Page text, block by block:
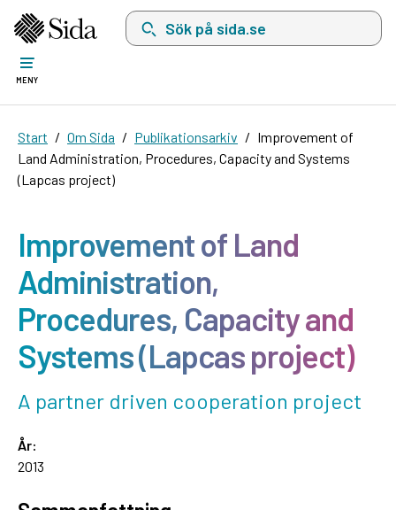
Sök på sida.se, sökförslag kommer att visas
MENY
Start Om Sida Publikationsarkiv
Improvement of
Land Administration, Procedures, Capacity and Systems
(Lapcas project)
Improvement of Land
Administration,
Procedures, Capacity and
Systems (Lapcas project)
A partner driven cooperation project
År:
2013